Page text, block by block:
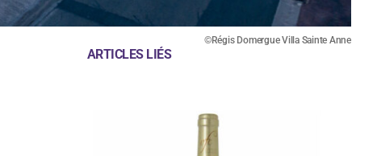
©Régis Domergue Villa Sainte Anne
ARTICLES LIÉS